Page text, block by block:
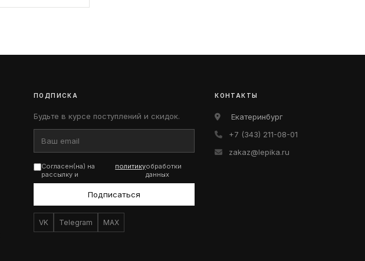
ПОДПИСКА
Будьте в курсе поступлений и скидок.
Согласен(на) на
рассылку и
политикуобработки
данных
Подписаться
VK Telegram MAX
КОНТАКТЫ
Екатеринбург
+7 (343) 211-08-01
zakaz@lepika.ru